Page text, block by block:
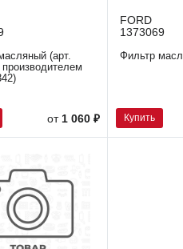
(арт.
от 1 060 ₽
FORD
1373069
Фильтр масл.
Купить